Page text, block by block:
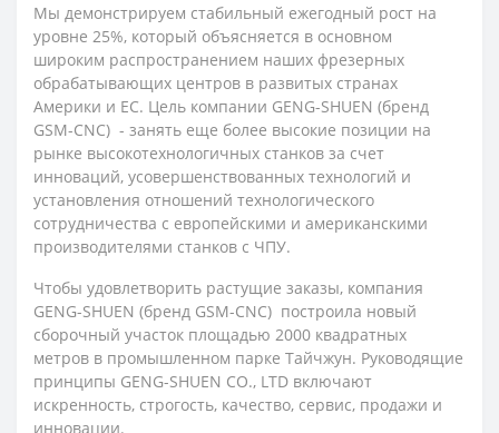
Мы демонстрируем стабильный ежегодный рост на
уровне 25%, который объясняется в основном
широким распространением наших фрезерных
обрабатывающих центров в развитых странах
Америки и ЕС. Цель компании GENG-SHUEN (бренд
GSM-CNC) - занять еще более высокие позиции на
рынке высокотехнологичных станков за счет
инноваций, усовершенствованных технологий и
установления отношений технологического
сотрудничества с европейскими и американскими
производителями станков с ЧПУ.
Чтобы удовлетворить растущие заказы, компания
GENG-SHUEN (бренд GSM-CNC) построила новый
сборочный участок площадью 2000 квадратных
метров в промышленном парке Тайчжун. Руководящие
принципы GENG-SHUEN CO., LTD включают
искренность, строгость, качество, сервис, продажи и
инновации.